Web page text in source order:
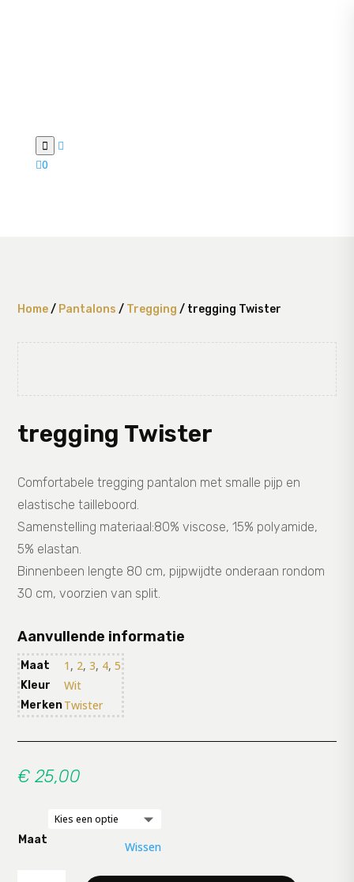


0
Home/ Pantalons / Tregging / tregging Twister
tregging Twister
Comfortabele tregging pantalon met smalle pijp en
elastische tailleboord.
Samenstelling materiaal:80% viscose, 15% polyamide,
5% elastan.
Binnenbeen lengte 80 cm, pijpwijdte onderaan rondom
30 cm, voorzien van split.
Aanvullende informatie
Maat 1 , 2,3, 4,5
Kleur Wit
MerkenTwister
€ 25,00
Maat Wissen